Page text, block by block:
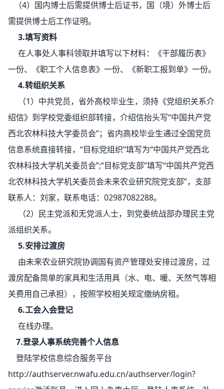
（4）国内博士后需提供博士后证书，国（境）外博士后
需提供博士后工作证明。
3.填写资料
在人事处人事科领取并填写以下材料：《干部履历表》
一份、《职工个人信息表》一份、《新职工报到单》一份。
4.转组织关系
（1）中共党员，省外高校毕业生，须持《党组织关系介
绍信》到学校党委组织部转接，介绍信抬头写“中国共产党
西北农林科技大学委员会”；省内高校毕业生通过全国党员
信息系统直接转接，“目标党组织”填写为“中国共产党西北
农林科技大学机关委员会”;“目标党支部”填写“中国共产党西
北农林科技大学机关委员会未来农业研究院党支部”，支部
联系人：刘家，联系电话：02987082288。
（2）民主党派和无党派人士，到党委统战部办理民主党
派组织关系。
5.安排过渡房
由未来农业研究院协调国有资产管理处安排过渡房，过
渡房配备简单的家具和生活用具（水、电、暖、天然气等相
关费用自己承担），按照学校相关规定缴纳房租。
6.工会入会登记
在线办理。
7.登录人事系统完善个人信息
登陆学校信息综合服务平台
http://authserver.nwafu.edu.cn/authserver/login?